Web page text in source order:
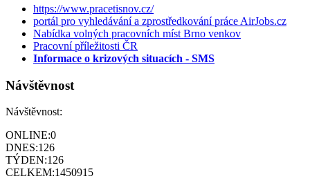
https://www.pracetisnov.cz/
portál pro vyhledávání a zprostředkování práce AirJobs.cz
Nabídka volných pracovních míst Brno venkov
Pracovní příležitosti ČR
Informace o krizových situacích - SMS
Návštěvnost
Návštěvnost:
ONLINE:0
DNES:126
TÝDEN:126
CELKEM:1450915